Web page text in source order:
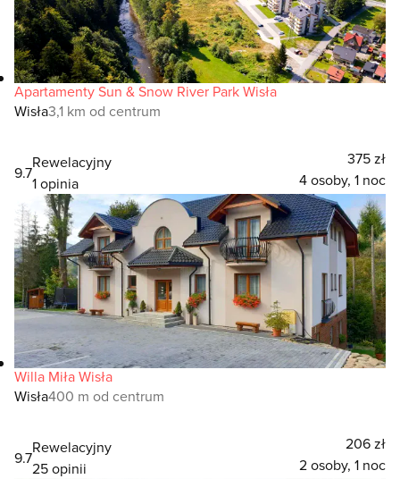
Apartamenty Sun & Snow River Park Wisła
Wisła3,1 km od centrum
9.7
Rewelacyjny
1 opinia
375 zł
4 osoby, 1 noc
Willa Miła Wisła
Wisła400 m od centrum
9.7
Rewelacyjny
25 opinii
206 zł
2 osoby, 1 noc